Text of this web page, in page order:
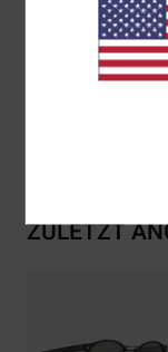
Versand &
ZULETZT